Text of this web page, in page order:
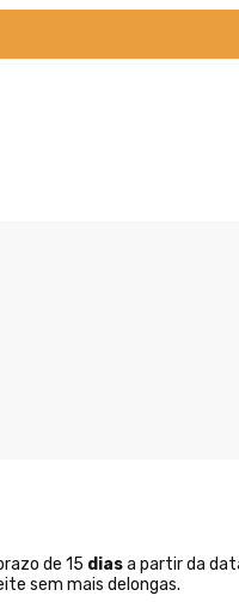
de 15 diasa partir da
sem mais delongas.